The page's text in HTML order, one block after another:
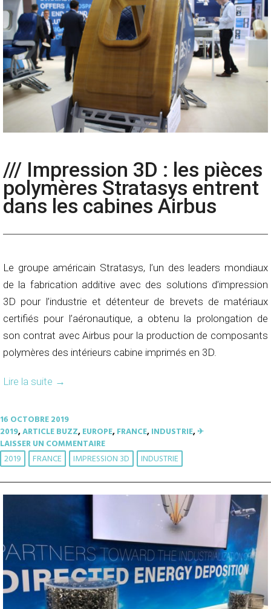
/// Impression 3D : les pièces
polymères Stratasys entrent
dans les cabines Airbus
Le groupe américain Stratasys, l’un des leaders mondiaux
de la fabrication additive avec des solutions d’impression
3D pour l’industrie et détenteur de brevets de matériaux
certifiés pour l’aéronautique, a obtenu la prolongation de
son contrat avec Airbus pour la production de composants
polymères des intérieurs cabine imprimés en 3D.
Lire la suite →
16 OCTOBRE 2019
2019,ARTICLE BUZZ,EUROPE,FRANCE,INDUSTRIE,✈︎
LAISSER UN COMMENTAIRE
2019 FRANCE IMPRESSION 3D INDUSTRIE